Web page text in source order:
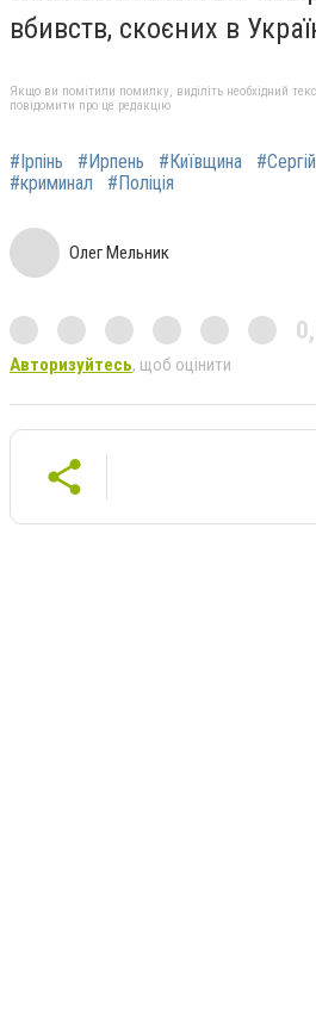
вбивств, скоєних в
Якщо ви помітили помилку, виділіть необхідний
повідомити про це редакцію
#Ірпінь #Ирпень #Київщина
#криминал
#Поліція
Олег Мельник
Авторизуйтесь, щоб оцінити